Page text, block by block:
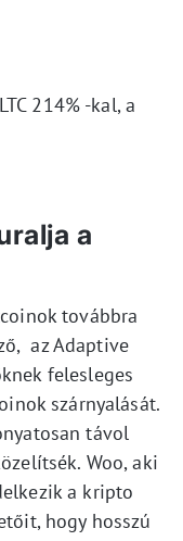
214% -kal, a
a
továbbra
az Adaptive
felesleges
szárnyalását.
távol
Woo, aki
a kripto
hogy hosszú